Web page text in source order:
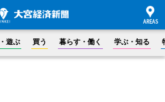
遊ぶ 買う 暮らす・働く 学ぶ・知る